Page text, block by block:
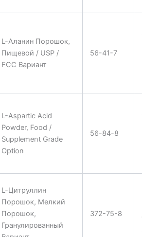
L-Аланин Порошок,
Пищевой / USP /
FCC Вариант
56-41-7
L-Aspartic Acid
Powder, Food /
Supplement Grade
Option
56-84-8
L-Цитруллин
Порошок, Мелкий
Порошок,
Гранулированный
372-75-8